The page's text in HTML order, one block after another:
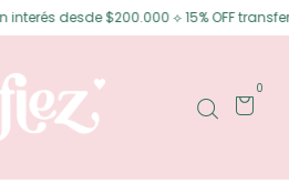
$200.000 ⟡ 15% OFF transferencia
0